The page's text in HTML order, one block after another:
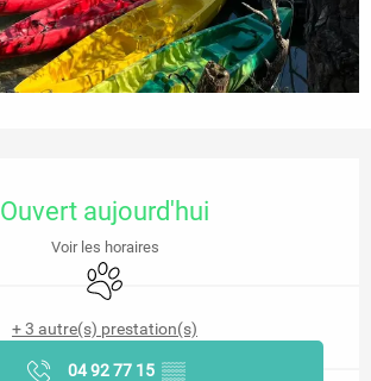
Ouvert aujourd'hui
Voir les horaires
Animaux acceptés
+ 3 autre(s) prestation(s)
04 92 77 15 ▒▒